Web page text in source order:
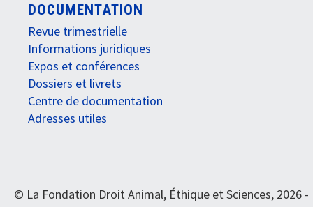
DOCUMENTATION
Revue trimestrielle
Informations juridiques
Expos et conférences
Dossiers et livrets
Centre de documentation
Adresses utiles
© La Fondation Droit Animal, Éthique et Sciences, 2026 -